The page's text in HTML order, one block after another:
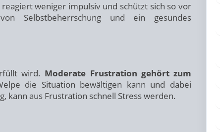
reagiert weniger impulsiv und schützt sich so vor
Selbstbeherrschung und ein gesundes
wird. Moderate Frustration gehört zum
die Situation bewältigen kann und dabei
kann aus Frustration schnell Stress werden.